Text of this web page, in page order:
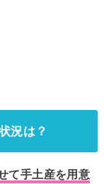
況は？
て手土産を用意